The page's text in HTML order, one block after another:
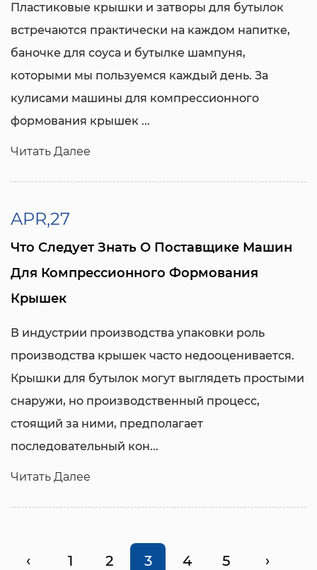
Пластиковые крышки и затворы для бутылок
встречаются практически на каждом напитке,
баночке для соуса и бутылке шампуня,
которыми мы пользуемся каждый день. За
кулисами машины для компрессионного
формования крышек ...
Читать Далее
APR,27
Что Следует Знать О Поставщике Машин
Для Компрессионного Формования
Крышек
В индустрии производства упаковки роль
производства крышек часто недооценивается.
Крышки для бутылок могут выглядеть простыми
снаружи, но производственный процесс,
стоящий за ними, предполагает
последовательный кон...
Читать Далее
‹ 1 2 3 4 5 ›